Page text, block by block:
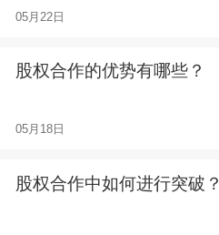
05月22日
股权合作的优势有哪些？
05月18日
股权合作中如何进行突破？